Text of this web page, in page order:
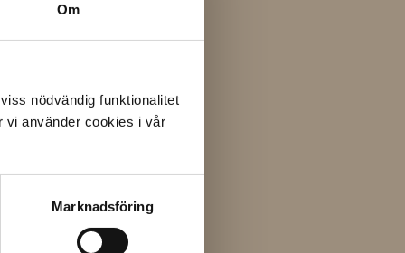
Om
nödvändig funktionalitet
vi använder cookies i vår
Marknadsföring